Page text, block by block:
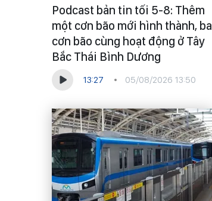
Podcast bản tin tối 5-8: Thêm
một cơn bão mới hình thành, ba
cơn bão cùng hoạt động ở Tây
Bắc Thái Bình Dương
13:27 05/08/2026 13:50